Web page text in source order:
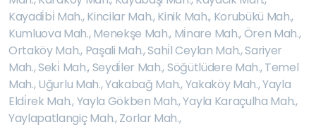
Kayadi̇bi̇ Mah.,Kincilar Mah.,Kinik Mah., Korubükü Mah.,
Kumluova Mah.,Menekşe Mah., Mi̇nare Mah.,Ören Mah.,
Ortaköy Mah., Paşali Mah.,Sahi̇l Ceylan Mah.,Sariyer
Mah.,Seki̇ Mah.,Seydi̇ler Mah.,Söğütlüdere Mah.,Temel
Mah.,Uğurlu Mah.,Yakabağ Mah.,Yakaköy Mah.,Yayla
Eldi̇rek Mah.,Yayla Gökben Mah.,Yayla Karaçulha Mah.,
Yaylapatlangiç Mah.,Zorlar Mah.,